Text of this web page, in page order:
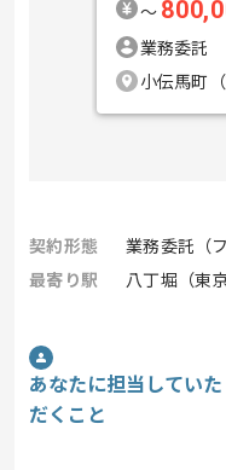
〜
業務委託
小伝馬町（
契約形態
業務委託（
最寄り駅
八丁堀（東
あなたに担当していた
だくこと